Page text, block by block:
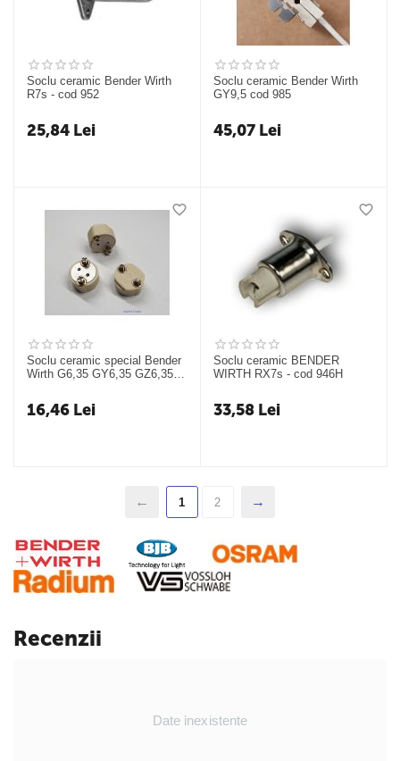
Soclu ceramic Bender Wirth
R7s - cod 952
25,84 Lei
Soclu ceramic Bender Wirth
GY9,5 cod 985
45,07 Lei
Soclu ceramic special Bender
Wirth G6,35 GY6,35 GZ6,35 -
16,46 Lei
Soclu ceramic BENDER
WIRTH RX7s - cod 946H
33,58 Lei
1 2
Recenzii
Date inexistente